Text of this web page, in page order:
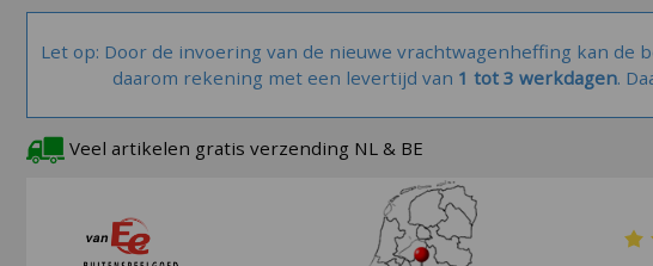
Let op: Door de invoering van de nieuwe vrachtwagenheffing kan
daarom rekening met een levertijd van 1 tot 3 werkdagen.
Veel artikelen gratis verzending NL & BE